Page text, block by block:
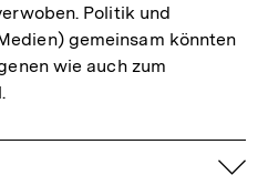
Politik und
gemeinsam könnten
wie auch zum